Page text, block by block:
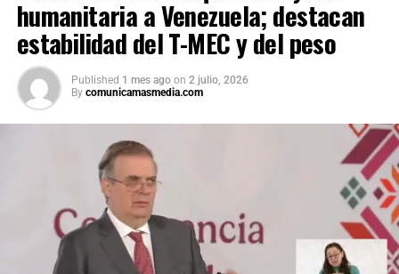
humanitaria a Venezuela; destacan
estabilidad del T-MEC y del peso
Published 1 mes ago on 2 julio, 2026
By comunicamasmedia.com